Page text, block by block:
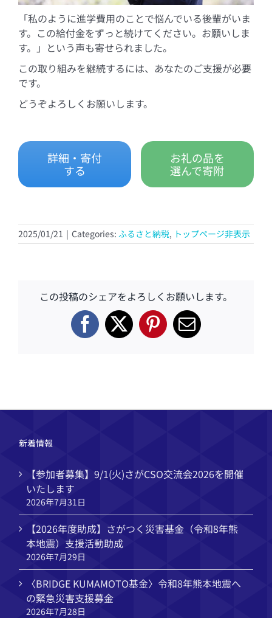
「私のように進学費用のことで悩んでいる後輩がいま
す。この給付金をずっと続けてください。お願いしま
す。」という声も寄せられました。
この取り組みを継続するには、あなたのご支援が必要
です。
どうぞよろしくお願いします。
詳細・寄付
する
お礼の品を
選んで寄附
2025/01/21 | Categories: ふるさと納税, トップページ非表示
この投稿のシェアをよろしくお願いします。
Facebook
X Pinterest
電
新着情報
【参加者募集】9/1(火)さがCSO交流会2026を開催
いたします
2026年7月31日
【2026年度助成】さがつく災害基金（令和8年熊
本地震）支援活動助成
2026年7月29日
〈BRIDGE KUMAMOTO基金〉令和8年熊本地震へ
の緊急災害支援募金
2026年7月28日